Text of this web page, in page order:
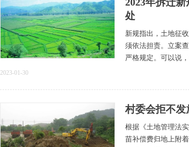
处
新规指出，土地征
须依法担责。立案
严格规定。可以说
2023-01-30
村委会拒不发
根据《土地管理法
苗补偿费归地上附